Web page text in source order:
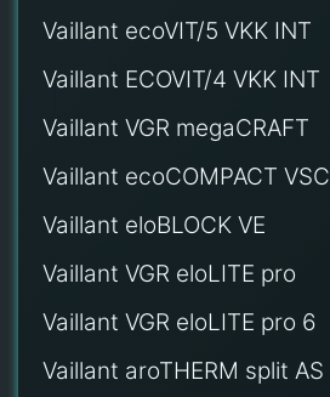
Vaillant ecoVIT/5 VKK INT
Vaillant ECOVIT/4 VKK INT
Vaillant VGR megaCRAFT
Vaillant ecoCOMPACT VSC
Vaillant eloBLOCK VE
Vaillant VGR eloLITE pro
Vaillant VGR eloLITE pro 6
Vaillant aroTHERM split AS